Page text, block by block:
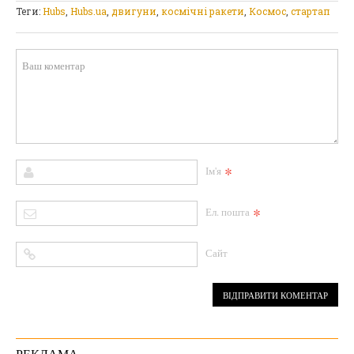
Теги:Hubs Hubs.ua двигуни космічні ракети Космос стартап
Ім'я *
Ел. пошта *
Сайт